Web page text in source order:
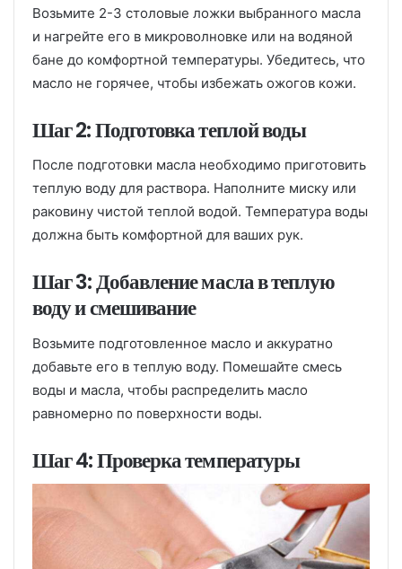
Возьмите 2-3 столовые ложки выбранного масла
и нагрейте его в микроволновке или на водяной
бане до комфортной температуры. Убедитесь, что
масло не горячее, чтобы избежать ожогов кожи.
Шаг 2: Подготовка теплой воды
После подготовки масла необходимо приготовить
теплую воду для раствора. Наполните миску или
раковину чистой теплой водой. Температура воды
должна быть комфортной для ваших рук.
Шаг 3: Добавление масла в теплую
воду и смешивание
Возьмите подготовленное масло и аккуратно
добавьте его в теплую воду. Помешайте смесь
воды и масла, чтобы распределить масло
равномерно по поверхности воды.
Шаг 4: Проверка температуры